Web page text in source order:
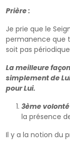
Prière :
Je prie que le
permanence que
soit pas
La meilleure
simplement de
pour Lui.
3ème volonté
la présence
Il y a la notion du